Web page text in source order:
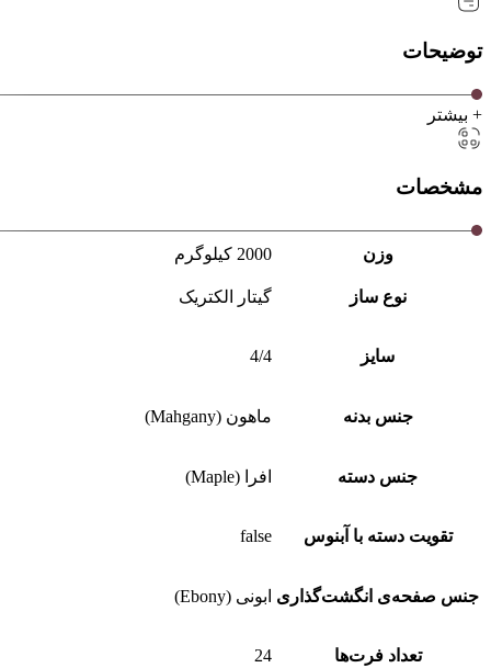
توضیحات
+ بیشتر
مشخصات
وزن 2000 کیلوگرم
نوع ساز گیتار الکتریک
سایز 4/4
جنس بدنه ماهون (Mahgany)
جنس دسته افرا (Maple)
تقویت دسته با آبنوس false
جنس صفحه‌ی انگشت‌گذاری ابونی (Ebony)
تعداد فرت‌ها 24